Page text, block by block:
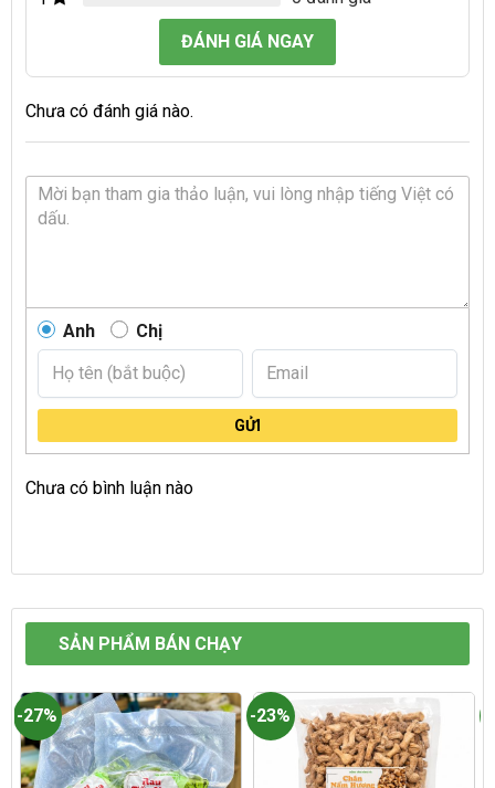
ĐÁNH GIÁ NGAY
Chưa có đánh giá nào.
Anh Chị
GỬI
Chưa có bình luận nào
SẢN PHẨM BÁN CHẠY
-27% -23%